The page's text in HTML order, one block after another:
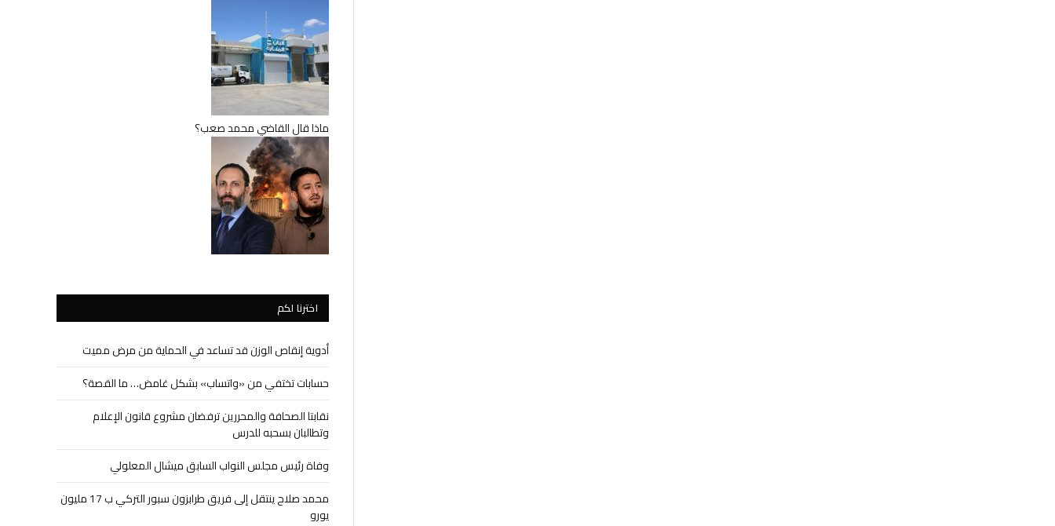
ماذا قال القاضي محمد صعب؟
اخترنا لكم
أدوية إنقاص الوزن قد تساعد في الحماية من مرض مميت
حسابات تختفي من «واتساب» بشكل غامض… ما القصة؟
نقابتا الصحافة والمحررين ترفضان مشروع قانون الإعلام
وتطالبان بسحبه للدرس
وفاة رئيس مجلس النواب السابق ميشال المعلولي
محمد صلاح ينتقل إلى فريق طرابزون سبور التركي ب 17 مليون
يورو